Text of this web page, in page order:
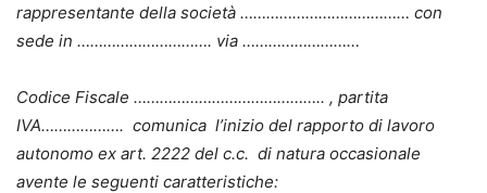
rappresentante della società ………………………………… con
sede in …………………………. via ………………………
Codice Fiscale …………………………………….. , partita
IVA………………. comunica l’inizio del rapporto di lavoro
autonomo ex art. 2222 del c.c. di natura occasionale
avente le seguenti caratteristiche: